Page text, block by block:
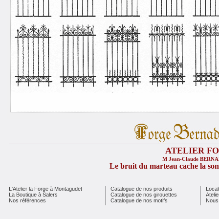
ATELIER
M Jean-Claude
Le bruit du marteau cache la
L'Atelier la Forge à Montagudet
La Boutique à Salers
Nos références
Catalogue de nos produits
Catalogue de nos girouettes
Catalogue de nos motifs